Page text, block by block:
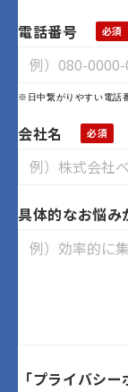
電話番号
※日中繋がりやすい電話
会社名
具体的なお悩み
「プライバシ